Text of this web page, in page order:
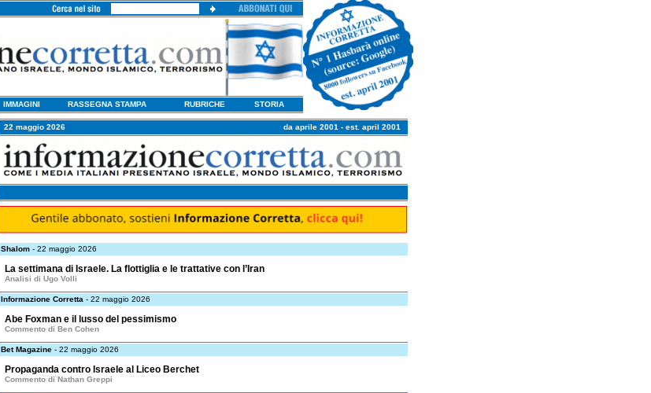
IMMAGINI RASSEGNA STAMPA RUBRICHE STORIA
22 maggio 2026 da aprile 2001 - est. april 2001
Shalom - 22 maggio 2026
La settimana di Israele. La flottiglia e le trattative con l’Iran
Analisi di Ugo Volli
Informazione Corretta - 22 maggio 2026
Abe Foxman e il lusso del pessimismo
Commento di Ben Cohen
Bet Magazine - 22 maggio 2026
Propaganda contro Israele al Liceo Berchet
Commento di Nathan Greppi